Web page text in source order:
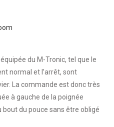
du M-Tronic, tel que le
normal et l’arrêt, sont
La commande est donc très
à gauche de la poignée
bout du pouce sans être obligé